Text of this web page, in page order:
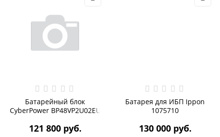
Батарейный блок
CyberPower BP48VP2U02EU
121 800 руб.
Батарея для ИБП Ippon
1075710
130 000 руб.